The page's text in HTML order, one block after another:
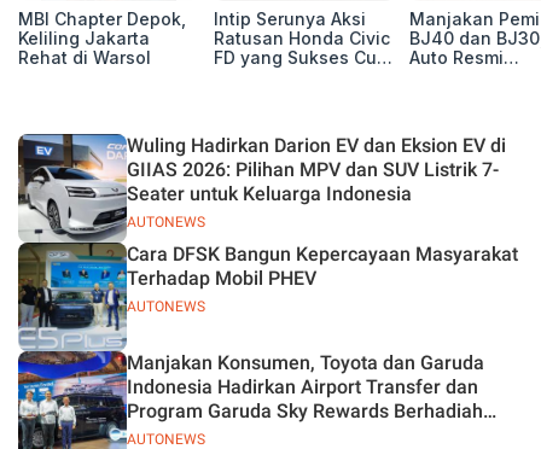
MBI Chapter Depok,
Keliling Jakarta
Rehat di Warsol
Intip Serunya Aksi
Ratusan Honda Civic
FD yang Sukses Curi
Manjakan
BJ40 dan
Auto Resmi
AUTONEWS
Wuling Hadirkan Darion EV dan Eksion EV di
GIIAS 2026: Pilihan MPV dan SUV Listrik 7-
Seater untuk Keluarga Indonesia
AUTONEWS
Cara DFSK Bangun Kepercayaan Masyarakat
Terhadap Mobil PHEV
AUTONEWS
Manjakan Konsumen, Toyota dan Garuda
Indonesia Hadirkan Airport Transfer dan
Program Garuda Sky Rewards Berhadiah
Hybrid EV